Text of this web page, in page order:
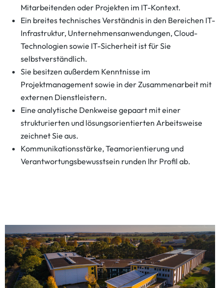
Mitarbeitenden oder Projekten im IT-Kontext.
Ein breites technisches Verständnis in den Bereichen IT-
Infrastruktur, Unternehmensanwendungen, Cloud-
Technologien sowie IT-Sicherheit ist für Sie
selbstverständlich.
Sie besitzen außerdem Kenntnisse im
Projektmanagement sowie in der Zusammenarbeit mit
externen Dienstleistern.
Eine analytische Denkweise gepaart mit einer
strukturierten und lösungsorientierten Arbeitsweise
zeichnet Sie aus.
Kommunikationsstärke, Teamorientierung und
Verantwortungsbewusstsein runden Ihr Profil ab.